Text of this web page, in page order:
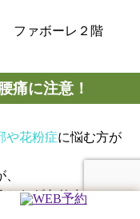
ファボーレ２階
に注意！
や花粉症に悩む方が
ことがあります。